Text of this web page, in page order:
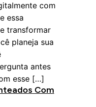
com
essa
transformar
planeja sua
antes
esse […]
Com